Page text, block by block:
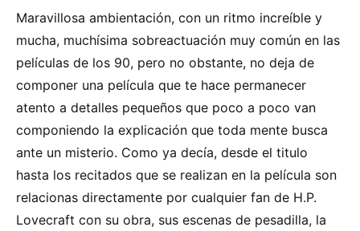
Maravillosa ambientación, con un ritmo increíble y
mucha, muchísima sobreactuación muy común en las
películas de los 90, pero no obstante, no deja de
componer una película que te hace permanecer
atento a detalles pequeños que poco a poco van
componiendo la explicación que toda mente busca
ante un misterio. Como ya decía, desde el titulo
hasta los recitados que se realizan en la película son
relacionas directamente por cualquier fan de H.P.
Lovecraft con su obra, sus escenas de pesadilla, la